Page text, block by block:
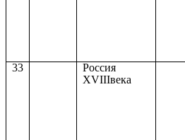
33
Россия
XVIIIвека